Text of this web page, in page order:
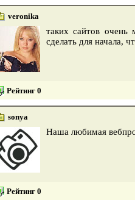
veronika
таких сайтов
сделать для начала,
Рейтинг 0
sonya
Наша любимая
Рейтинг 0